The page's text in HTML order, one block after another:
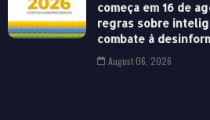
começa em 16 de
regras sobre
combate à
August 06, 2026